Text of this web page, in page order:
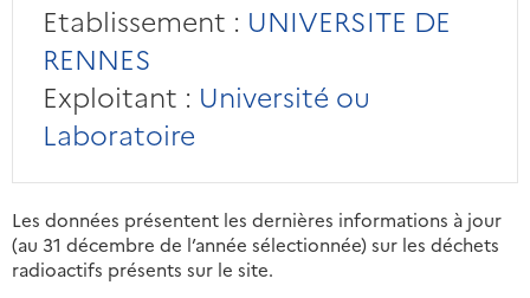
Etablissement : UNIVERSITE DE
RENNES
Exploitant : Université ou
Laboratoire
Les données présentent les dernières informations à jour
(au 31 décembre de l’année sélectionnée) sur les déchets
radioactifs présents sur le site.